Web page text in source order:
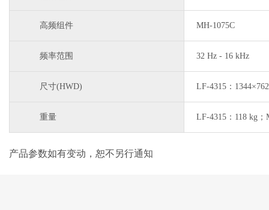
高频组件 MH-1075C
频率范围 32 Hz - 16 kHz
尺寸(HWD) LF-4315：
重量 LF-4315：118 kg
产品参数如有变动，恕不另行通知